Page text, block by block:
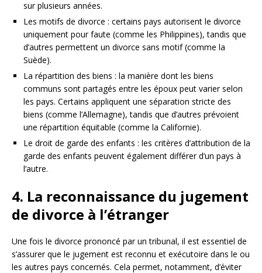
sur plusieurs années.
Les motifs de divorce : certains pays autorisent le divorce
uniquement pour faute (comme les Philippines), tandis que
d’autres permettent un divorce sans motif (comme la
Suède).
La répartition des biens : la manière dont les biens
communs sont partagés entre les époux peut varier selon
les pays. Certains appliquent une séparation stricte des
biens (comme l’Allemagne), tandis que d’autres prévoient
une répartition équitable (comme la Californie).
Le droit de garde des enfants : les critères d’attribution de la
garde des enfants peuvent également différer d’un pays à
l’autre.
4. La reconnaissance du jugement
de divorce à l’étranger
Une fois le divorce prononcé par un tribunal, il est essentiel de
s’assurer que le jugement est reconnu et exécutoire dans le ou
les autres pays concernés. Cela permet, notamment, d’éviter